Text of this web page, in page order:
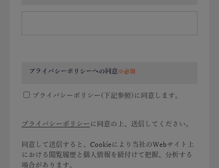
プライバシーポリシーへの同意
プライバシーポリシー(下記参照)に同意します。
プライバシーポリシー に同意の上、送信してください。
同意して送信すると、Cookieにより当社のWebサイト上
における閲覧履歴と個人情報を紐付けて把握、分析する
場合があります。